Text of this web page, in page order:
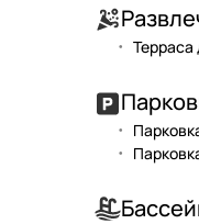
Терраса